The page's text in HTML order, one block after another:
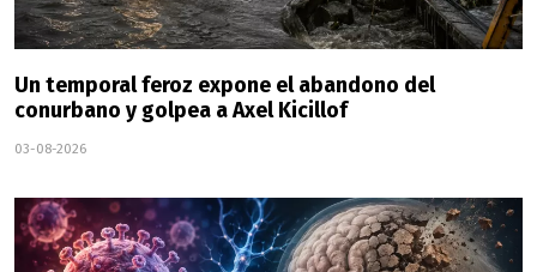
Un temporal feroz expone el abandono del
conurbano y golpea a Axel Kicillof
03-08-2026